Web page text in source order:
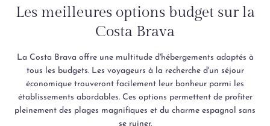
Les meilleures options budget sur la
Costa Brava
La Costa Brava offre une multitude d'hébergements adaptés à
tous les budgets. Les voyageurs à la recherche d'un séjour
économique trouveront facilement leur bonheur parmi les
établissements abordables. Ces options permettent de profiter
pleinement des plages magnifiques et du charme espagnol sans
se ruiner.